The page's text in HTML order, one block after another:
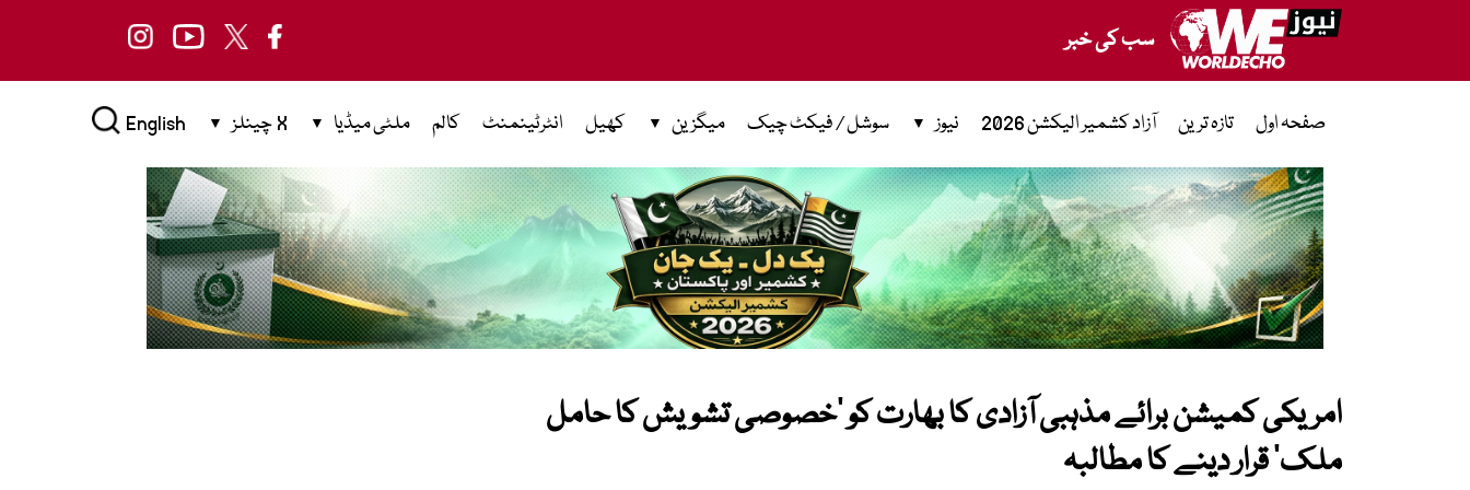
سب کی خبر
صفحہ اول تازہ ترین آزاد کشمیر الیکشن 2026 نیوز سوشل / فیکٹ چیک میگزین کھیل انٹرٹینمنٹ کالم ملٹی میڈیا X چینلز English
امریکی کمیشن برائے مذہبی آزادی کا بھارت کو ‘خصوصی تشویش کا حامل
ملک’ قرار دینے کا مطالبہ